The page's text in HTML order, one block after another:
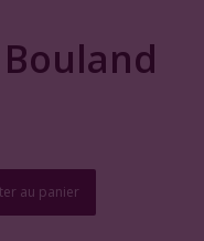
au panier